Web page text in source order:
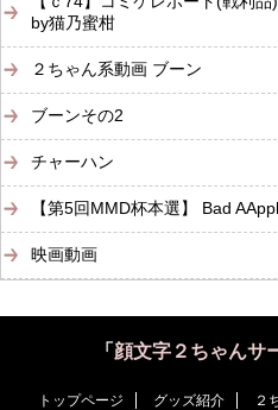
by猫乃蜜柑
２ちゃん系動画 ブーン
ブーンその2
チャーハン
【第5回MMD杯本選】 Bad
映画動画
「 顔文字２ちゃんサ
トップページ グッズ紹介 ２